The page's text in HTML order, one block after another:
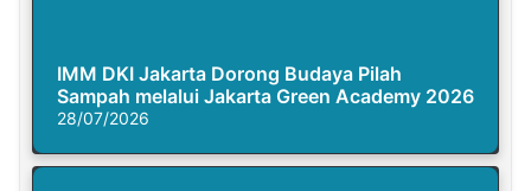
IMM DKI Jakarta Dorong Budaya Pilah
Sampah melalui Jakarta Green Academy 2026
28/07/2026